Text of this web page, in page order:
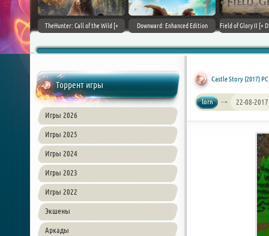
(2017)
TheHunter: Call of the Wild [+
Downward: Enhanced Edition
Field of Glory II [+
Торрент игры
Игры 2026
Игры 2025
Игры 2024
Игры 2023
Игры 2022
Экшены
Аркады
Castle Story (2017)
lorn 22-08-